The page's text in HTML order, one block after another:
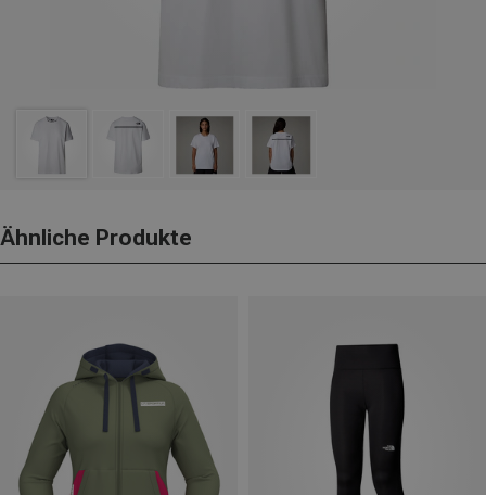
Ähnliche Produkte